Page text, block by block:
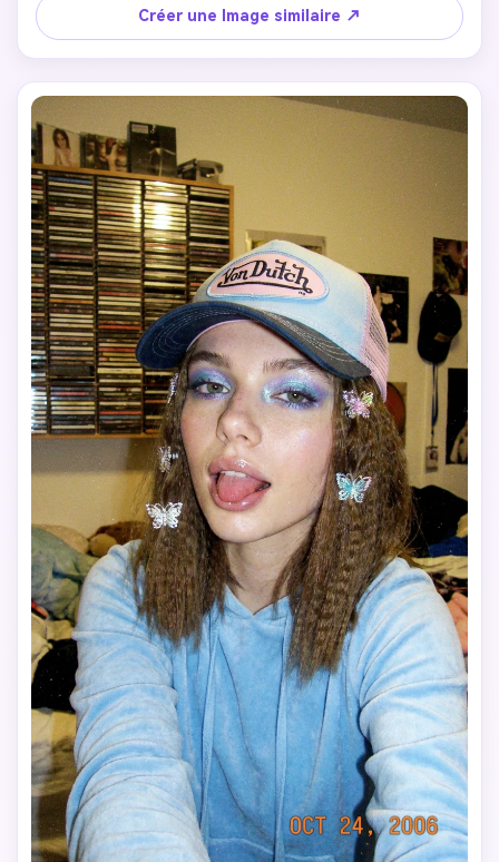
bascule, flash surexposé créant un effet lavé, qualité
pixelée grainée, esthétique de fête Y2K
Créer une Image similaire ↗